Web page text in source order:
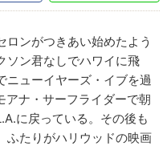
ンがつきあい始めたよう
ソン君なしでハワイに飛
ニューイヤーズ・イブを過
アナ・サーフライダーで朝
に戻っている。その後も
ふたりがハリウッドの映画